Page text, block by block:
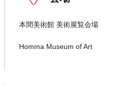
本間美術館 美術展覧会場
Homma Museum of Art